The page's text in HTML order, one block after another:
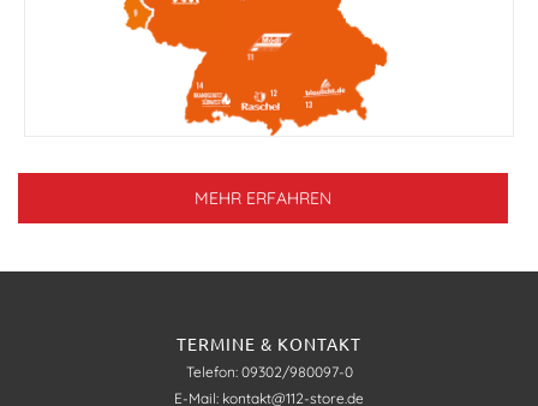
MEHR ERFAHREN
TERMINE & KONTAKT
Telefon: 09302/980097-0
E-Mail: kontakt@112-store.de